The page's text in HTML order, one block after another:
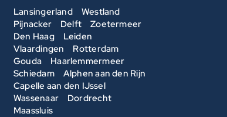
Lansingerland
Westland
Pijnacker
Delft
Zoetermeer
Den Haag
Leiden
Vlaardingen
Rotterdam
Gouda
Haarlemmermeer
Schiedam
Alphen aan den Rijn
Capelle aan den IJssel
Wassenaar
Dordrecht
Maassluis